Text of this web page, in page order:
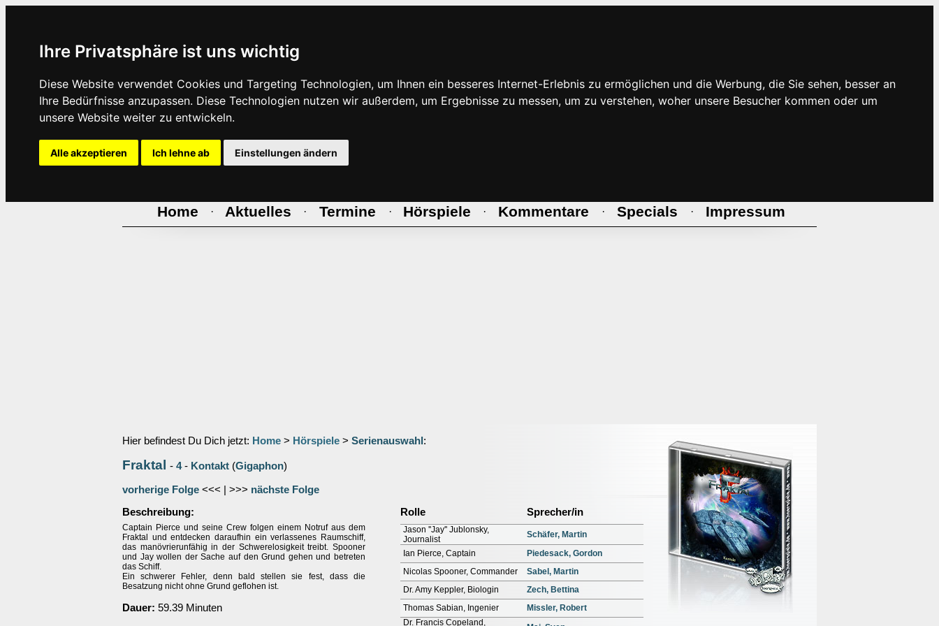
Ihre Privatsphäre ist uns wichtig
Diese Website verwendet Cookies und Targeting Technologien, um Ihnen ein besseres Internet-Erlebnis zu ermöglichen und die Werbung, die Sie sehen, besser an
Ihre Bedürfnisse anzupassen. Diese Technologien nutzen wir außerdem, um Ergebnisse zu messen, um zu verstehen, woher unsere Besucher kommen oder um
unsere Website weiter zu entwickeln.
Alle akzeptieren Ich lehne ab Einstellungen ändern
Home · Aktuelles · Termine · Hörspiele · Kommentare · Specials · Impressum
Hier befindest Du Dich jetzt: Home > Hörspiele > Serienauswahl :
Fraktal - 4- Kontakt (Gigaphon)
vorherige Folge <<< | >>> nächste Folge
Beschreibung:
Captain Pierce und seine Crew folgen einem Notruf aus dem
Fraktal und entdecken daraufhin ein verlassenes Raumschiff,
das manövrierunfähig in der Schwerelosigkeit treibt. Spooner
und Jay wollen der Sache auf den Grund gehen und betreten
das Schiff.
Ein schwerer Fehler, denn bald stellen sie fest, dass die
Besatzung nicht ohne Grund geflohen ist.
Dauer: 59.39 Minuten
Rolle Sprecher/in
Jason ''Jay'' Jublonsky,
Journalist
Schäfer, Martin
Ian Pierce, Captain
Piedesack, Gordon
Nicolas Spooner, Commander
Sabel, Martin
Dr. Amy Keppler, Biologin
Zech, Bettina
Thomas Sabian, Ingenier
Missler, Robert
Dr. Francis Copeland,